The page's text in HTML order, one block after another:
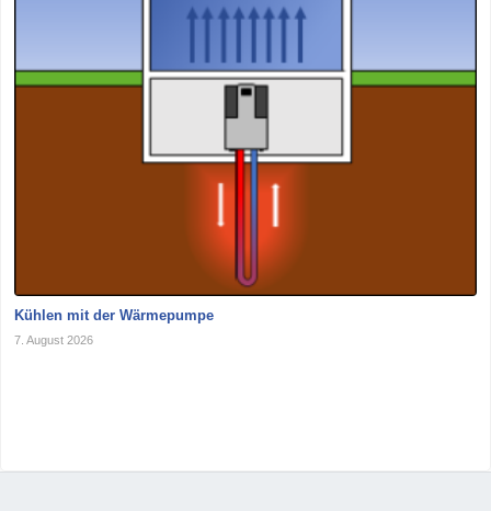
Kühlen mit der Wärmepumpe
7. August 2026